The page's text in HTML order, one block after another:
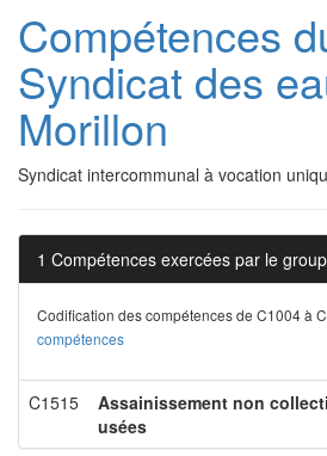
Compétences
Syndicat des
Morillon
Syndicat intercommunal à vocation
1 Compétences exercées par le
Codification des compétences de C1004 à
compétences
C1515
Assainissement non
usées